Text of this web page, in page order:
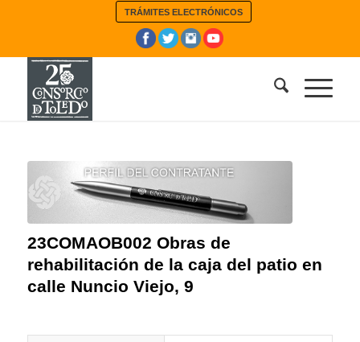
TRÁMITES ELECTRÓNICOS
23COMAOB002 Obras de
rehabilitación de la caja del patio en
calle Nuncio Viejo, 9